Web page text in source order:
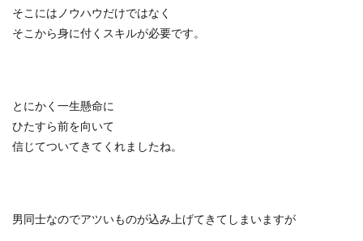
そこにはノウハウだけではなく
そこから身に付くスキルが必要です。
とにかく一生懸命に
ひたすら前を向いて
信じてついてきてくれましたね。
男同士なのでアツいものが込み上げてきてしまいますが